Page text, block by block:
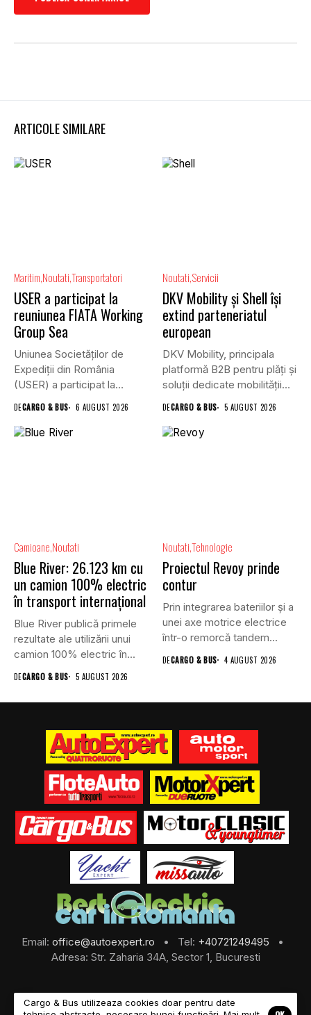
ARTICOLE SIMILARE
Maritim NoutatiTransportatori
USER a participat la
reuniunea FIATA Working
Group Sea
Uniunea Societăților de
Expediții din România
(USER) a participat la
reuniunea online...
DECARGO & BUS 6 AUGUST 2026
Noutati Servicii
DKV Mobility și Shell își
extind parteneriatul
european
DKV Mobility, principala
platformă B2B pentru plăți și
soluții dedicate mobilității
rutiere,...
DECARGO & BUS 5 AUGUST 2026
Camioane Noutati
Blue River: 26.123 km cu
un camion 100% electric
în transport internațional
Blue River publică primele
rezultate ale utilizării unui
camion 100% electric în...
DECARGO & BUS 5 AUGUST 2026
NoutatiTehnologie
Proiectul Revoy prinde
contur
Prin integrarea bateriilor și a
unei axe motrice electrice
într-o remorcă tandem...
DECARGO & BUS 4 AUGUST 2026
Email: office@autoexpert.ro • Tel: +40721249495
•
Adresa: Str. Zaharia 34A, Sector 1, Bucuresti
Cargo & Bus utilizeaza cookies doar pentru date